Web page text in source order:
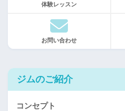
体験レッスン
お問い合わせ
ジムのご紹介
コンセプト